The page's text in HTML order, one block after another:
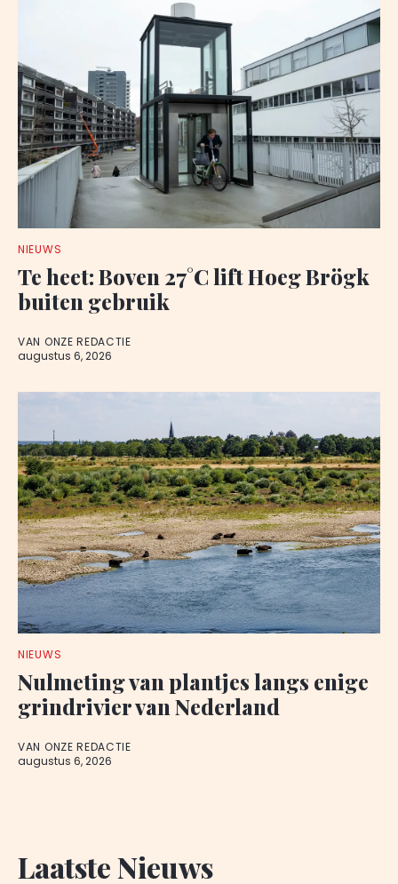
NIEUWS
Te heet: Boven 27°C lift Hoeg Brögk
buiten gebruik
VAN ONZE REDACTIE
augustus 6, 2026
NIEUWS
Nulmeting van plantjes langs enige
grindrivier van Nederland
VAN ONZE REDACTIE
augustus 6, 2026
Laatste Nieuws